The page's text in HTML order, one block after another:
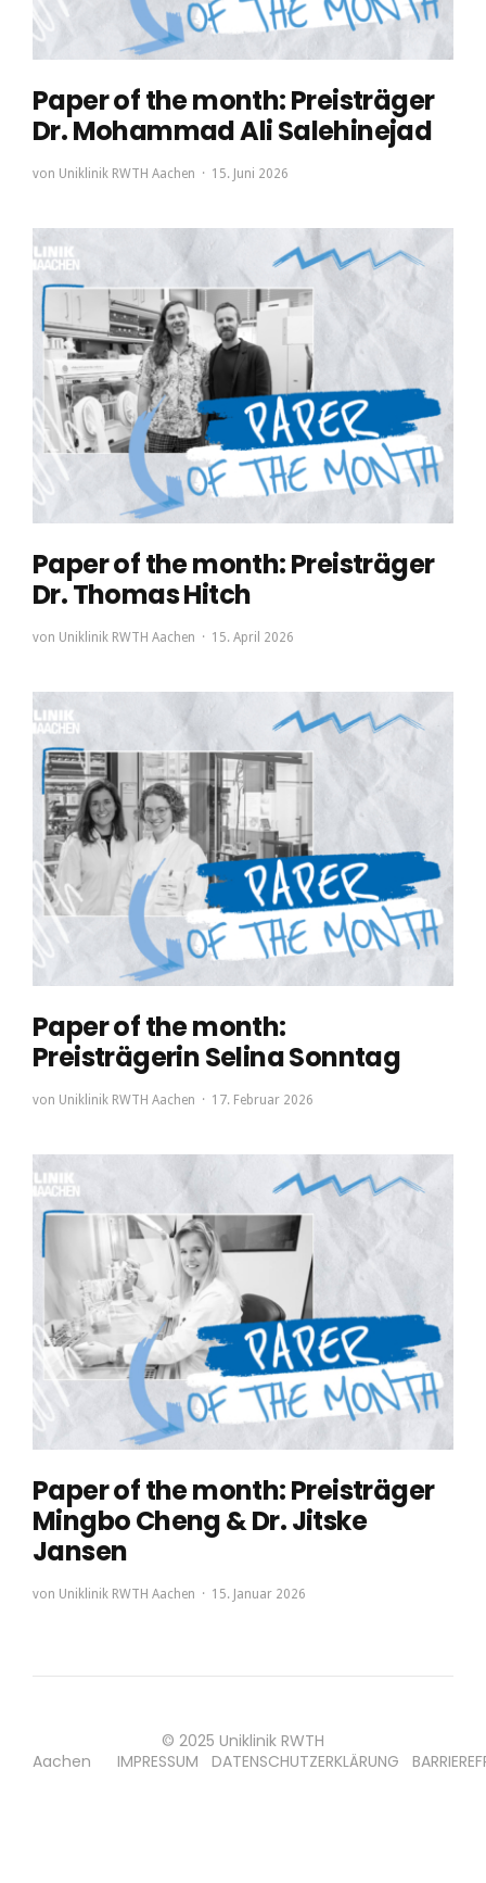
Paper of the month: Preisträger
Dr. Mohammad Ali Salehinejad
von Uniklinik RWTH Aachen 15. Juni 2026
Paper of the month: Preisträger
Dr. Thomas Hitch
von Uniklinik RWTH Aachen 15. April 2026
Paper of the month:
Preisträgerin Selina Sonntag
von Uniklinik RWTH Aachen 17. Februar 2026
Paper of the month: Preisträger
Mingbo Cheng & Dr. Jitske
Jansen
von Uniklinik RWTH Aachen 15. Januar 2026
© 2025 Uniklinik RWTH
Aachen IMPRESSUM DATENSCHUTZERKLÄRUNG